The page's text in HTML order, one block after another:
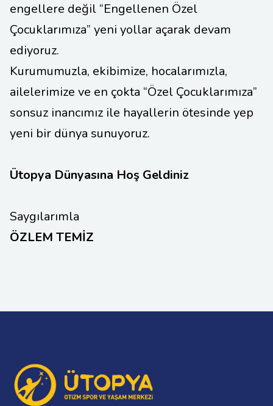
engellere değil “Engellenen Özel
Çocuklarımıza” yeni yollar açarak devam
ediyoruz.
Kurumumuzla, ekibimize, hocalarımızla,
ailelerimize ve en çokta “Özel Çocuklarımıza”
sonsuz inancımız ile hayallerin ötesinde yep
yeni bir dünya sunuyoruz.
Ütopya Dünyasına Hoş Geldiniz
Saygılarımla
ÖZLEM TEMİZ